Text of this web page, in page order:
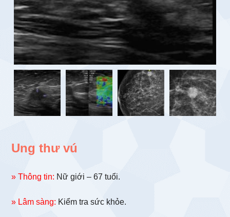
Ung thư vú
» Thông tin: Nữ giới – 67 tuổi.
» Lâm sàng: Kiểm tra sức khỏe.